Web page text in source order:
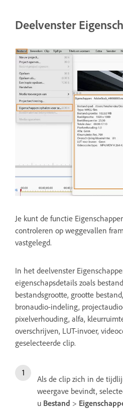
Deelvenster
Je kunt de functie
controleren op weggevallen
vastgelegd.
In het deelvenster
eigenschapsdetails zoals
bestandsgrootte, grootte
bronaudio-indeling,
pixelverhouding, alfa,
overschrijven, LUT-invoer,
geselecteerde clip.
Als de clip zich in de
weergave bevindt,
u Bestand >